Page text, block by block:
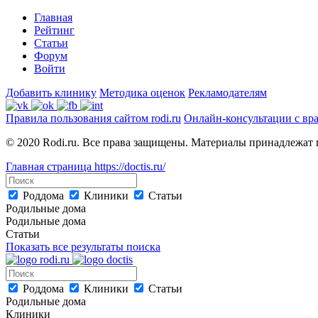
Главная
Рейтинг
Статьи
Форум
Войти
Добавить клинику Методика оценок Рекламодателям
Правила пользования сайтом rodi.ru Онлайн-консультации с
© 2020 Rodi.ru. Все права защищены. Материалы принадлежат
Главная страница https://doctis.ru/
Роддома Клиники
Статьи
Родильные дома
Родильные дома
Статьи
Показать все результаты поиска
Роддома Клиники
Статьи
Родильные дома
Клиники